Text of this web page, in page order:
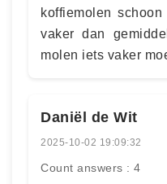
koffiemolen
vaker dan
molen iets vaker
Daniël de Wit
2025-10-02 19:09:32
Count answers : 4